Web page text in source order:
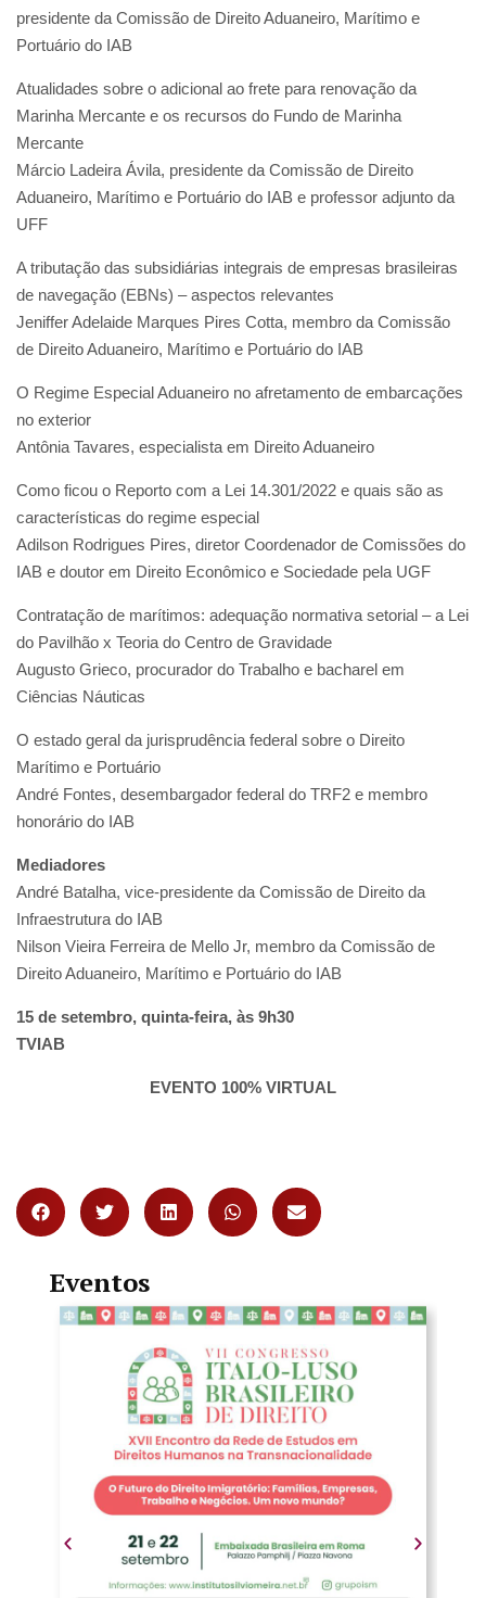
presidente da Comissão de Direito Aduaneiro, Marítimo e
Portuário do IAB
Atualidades sobre o adicional ao frete para renovação da
Marinha Mercante e os recursos do Fundo de Marinha
Mercante
Márcio Ladeira Ávila, presidente da Comissão de Direito
Aduaneiro, Marítimo e Portuário do IAB e professor adjunto da
UFF
A tributação das subsidiárias integrais de empresas brasileiras
de navegação (EBNs) – aspectos relevantes
Jeniffer Adelaide Marques Pires Cotta, membro da Comissão
de Direito Aduaneiro, Marítimo e Portuário do IAB
O Regime Especial Aduaneiro no afretamento de embarcações
no exterior
Antônia Tavares, especialista em Direito Aduaneiro
Como ficou o Reporto com a Lei 14.301/2022 e quais são as
características do regime especial
Adilson Rodrigues Pires, diretor Coordenador de Comissões do
IAB e doutor em Direito Econômico e Sociedade pela UGF
Contratação de marítimos: adequação normativa setorial – a Lei
do Pavilhão x Teoria do Centro de Gravidade
Augusto Grieco, procurador do Trabalho e bacharel em
Ciências Náuticas
O estado geral da jurisprudência federal sobre o Direito
Marítimo e Portuário
André Fontes, desembargador federal do TRF2 e membro
honorário do IAB
Mediadores
André Batalha, vice-presidente da Comissão de Direito da
Infraestrutura do IAB
Nilson Vieira Ferreira de Mello Jr, membro da Comissão de
Direito Aduaneiro, Marítimo e Portuário do IAB
15 de setembro, quinta-feira, às 9h30
TVIAB
EVENTO 100% VIRTUAL
Eventos